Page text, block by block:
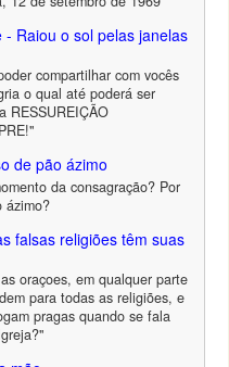
Raiou o sol pelas janelas
compartilhar com vocês
o qual até poderá ser
RESSUREIÇÃO
de pão ázimo
da consagração? Por
ázimo?
falsas religiões têm suas
oraçoes, em qualquer parte
para todas as religiões, e
pragas quando se fala